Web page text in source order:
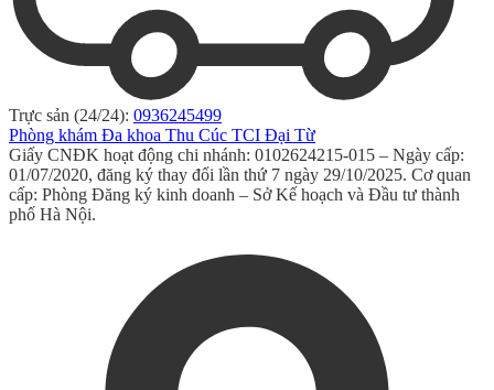
Trực sản (24/24): 0936245499
Phòng khám Đa khoa Thu Cúc TCI Đại Từ
Giấy CNĐK hoạt động chi nhánh: 0102624215-015 – Ngày cấp:
01/07/2020, đăng ký thay đổi lần thứ 7 ngày 29/10/2025. Cơ quan
cấp: Phòng Đăng ký kinh doanh – Sở Kế hoạch và Đầu tư thành
phố Hà Nội.